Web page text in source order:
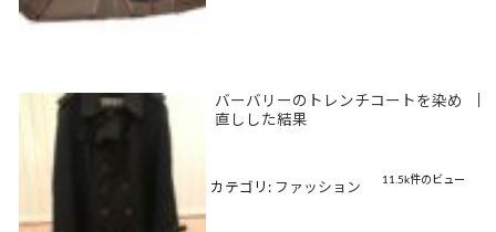
バーバリーのトレンチコートを染め
直しした結果
11.5k件のビュー
カテゴリ: ファッション